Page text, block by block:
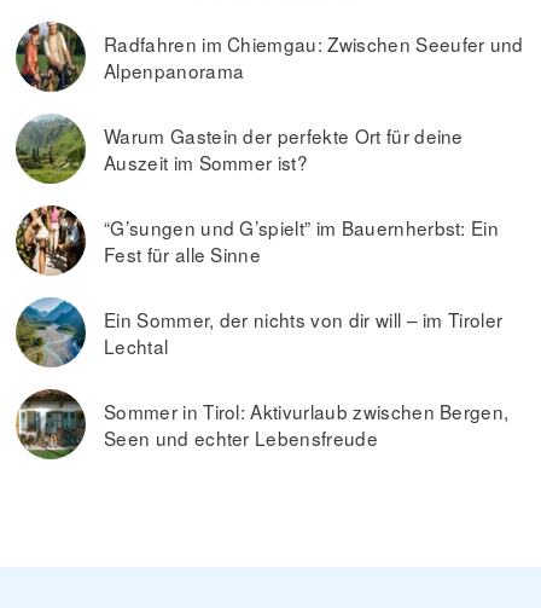
Radfahren im Chiemgau: Zwischen Seeufer und
Alpenpanorama
Warum Gastein der perfekte Ort für deine
Auszeit im Sommer ist?
“G’sungen und G’spielt” im Bauernherbst: Ein
Fest für alle Sinne
Ein Sommer, der nichts von dir will – im Tiroler
Lechtal
Sommer in Tirol: Aktivurlaub zwischen Bergen,
Seen und echter Lebensfreude